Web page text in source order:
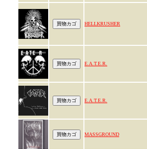
HELLKRUSHER
E.A.T.E.R.
E.A.T.E.R.
MASSGROUND